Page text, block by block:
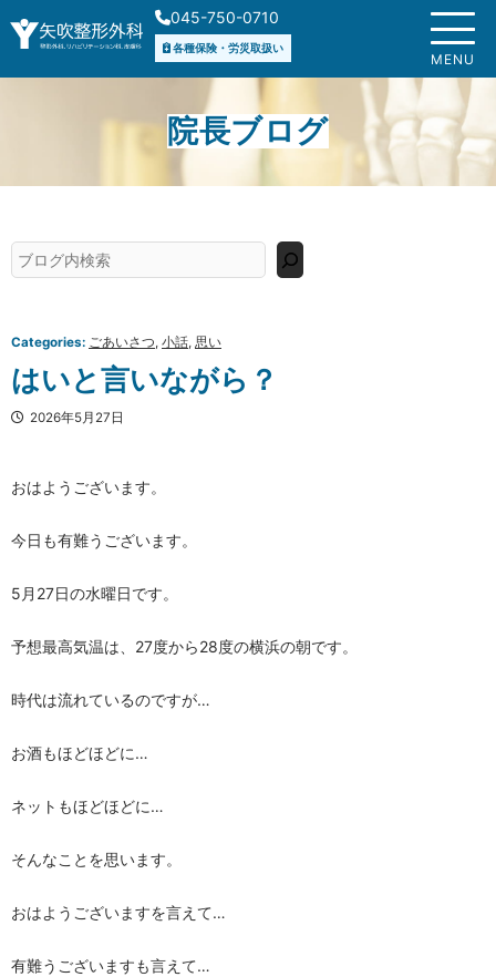
容
ス
045-750-0710
各種保険・労災取扱い
MENU
院長ブログ
検
索
Categories: ごあいさつ, 小話, 思い
はいと言いながら？
2026年5月27日
おはようございます。
今日も有難うございます。
5月27日の水曜日です。
予想最高気温は、27度から28度の横浜の朝です。
時代は流れているのですが…
お酒もほどほどに…
ネットもほどほどに…
そんなことを思います。
おはようございますを言えて…
有難うございますも言えて…